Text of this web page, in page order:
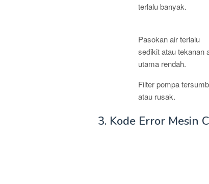
terlalu banyak.
Pasokan air terlalu
sedikit atau tekanan
utama rendah.
Filter pompa
atau rusak.
3. Kode Error Mesin